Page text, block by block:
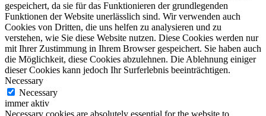
gespeichert, da sie für das Funktionieren der grundlegenden
Funktionen der Website unerlässlich sind. Wir verwenden auch
Cookies von Dritten, die uns helfen zu analysieren und zu
verstehen, wie Sie diese Website nutzen. Diese Cookies werden nur
mit Ihrer Zustimmung in Ihrem Browser gespeichert. Sie haben auch
die Möglichkeit, diese Cookies abzulehnen. Die Ablehnung einiger
dieser Cookies kann jedoch Ihr Surferlebnis beeinträchtigen.
Necessary
Necessary
immer aktiv
Necessary cookies are absolutely essential for the website to